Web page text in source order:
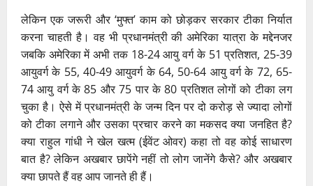
लेकिन एक जरूरी और ‘मुफ्त’ काम को छोड़कर सरकार टीका निर्यात
करना चाहती है। वह भी प्रधानमंत्री की अमेरिका यात्रा के मद्देनजर
जबकि अमेरिका में अभी तक 18-24 आयु वर्ग के 51 प्रतिशत, 25-39
आयुवर्ग के 55, 40-49 आयुवर्ग के 64, 50-64 आयु वर्ग के 72, 65-
74 आयु वर्ग के 85 और 75 पार के 80 प्रतिशत लोगों को टीका लग
चुका है। ऐसे में प्रधानमंत्री के जन्म दिन पर दो करोड़ से ज्यादा लोगों
को टीका लगाने और उसका प्रचार करने का मकसद क्या जनहित है?
क्या राहुल गांधी ने खेल खत्म (ईवेंट ओवर) कहा तो वह कोई साधारण
बात है? लेकिन अखबार छापेंगे नहीं तो लोग जानेंगे कैसे? और अखबार
क्या छापते हैं वह आप जानते ही हैं।